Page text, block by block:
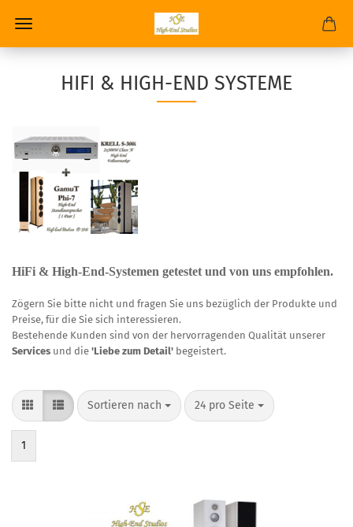
HIFI & HIGH-END SYSTEME
HiFi & High-End-Systemen getestet und von uns empfohlen.
Zögern Sie bitte nicht und fragen Sie uns bezüglich der Produkte und
Preise, für die Sie sich interessieren.
Bestehende Kunden sind von der hervorragenden Qualität unserer
Services und die 'Liebe zum Detail' begeistert.
Sortieren nach 24 pro Seite
1